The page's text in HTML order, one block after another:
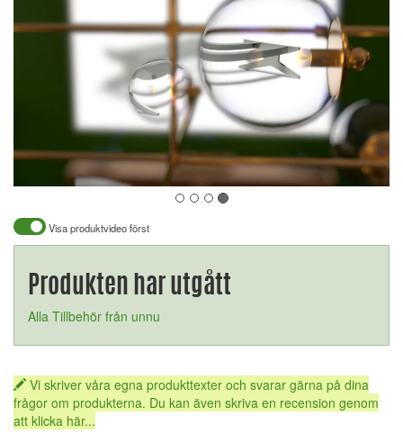
Visa produktvideo först
Produkten har utgått
Alla Tillbehör från unnu
Vi skriver våra egna produkttexter och svarar gärna på dina
frågor om produkterna. Du kan även skriva en recension genom
att klicka här...